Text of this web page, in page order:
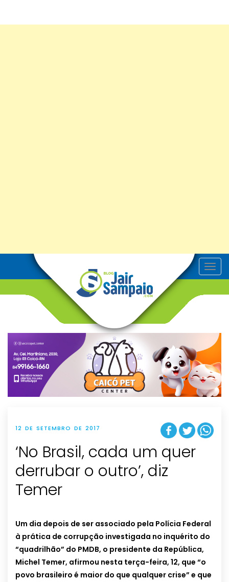
T
o
v
g
t
i
o
n
12 DE SETEMBRO DE 2017
‘No Brasil, cada um quer
derrubar o outro’, diz
Temer
Um dia depois de ser associado pela Polícia Federal
à prática de corrupção investigada no inquérito do
“quadrilhão” do PMDB, o presidente da República,
Michel Temer, afirmou nesta terça-feira, 12, que “o
povo brasileiro é maior do que qualquer crise” e que